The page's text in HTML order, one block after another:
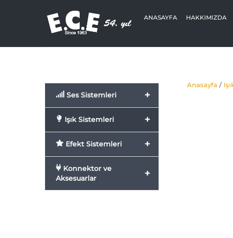
ANASAYFA HAKKIMIZDA
Anasayfa /
+
Ses Sistemleri
+
Işık Sistemleri
+
Efekt Sistemleri
+
Konnektor ve
Aksesuarlar